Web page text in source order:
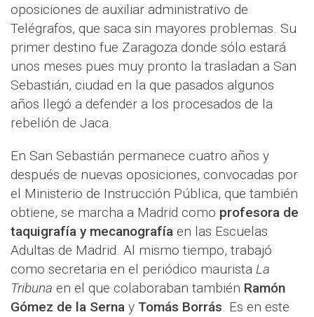
oposiciones de auxiliar administrativo de
Telégrafos, que saca sin mayores problemas. Su
primer destino fue Zaragoza donde sólo estará
unos meses pues muy pronto la trasladan a San
Sebastián, ciudad en la que pasados algunos
años llegó a defender a los procesados de la
rebelión de Jaca.
En San Sebastián permanece cuatro años y
después de nuevas oposiciones, convocadas por
el Ministerio de Instrucción Pública, que también
obtiene, se marcha a Madrid como profesora de
taquigrafía y mecanografía en las Escuelas
Adultas de Madrid. Al mismo tiempo, trabajó
como secretaria en el periódico maurista La
Tribuna en el que colaboraban también Ramón
Gómez de la Serna y Tomás Borrás. Es en este